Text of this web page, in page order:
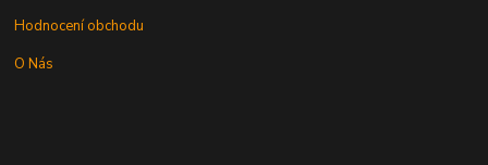
Hodnocení obchodu
O Nás